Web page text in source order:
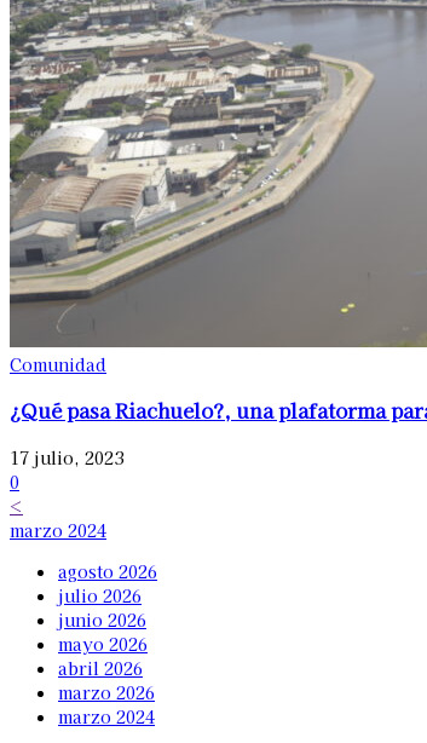
Comunidad
¿Qué pasa Riachuelo?, una plafatorma
17 julio, 2023
0
<
marzo 2024
agosto 2026
julio 2026
junio 2026
mayo 2026
abril 2026
marzo 2026
marzo 2024